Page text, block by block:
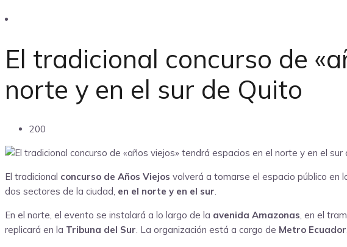
El tradicional concurso de
norte y en el sur de Quito
200
El tradicional concurso de Años Viejos volverá a tomarse el espacio público en
dos sectores de la ciudad, en el norte y en el sur.
En el norte, el evento se instalará a lo largo de la avenida Amazonas, en el
replicará en la Tribuna del Sur. La organización está a cargo de Metro Ecuador